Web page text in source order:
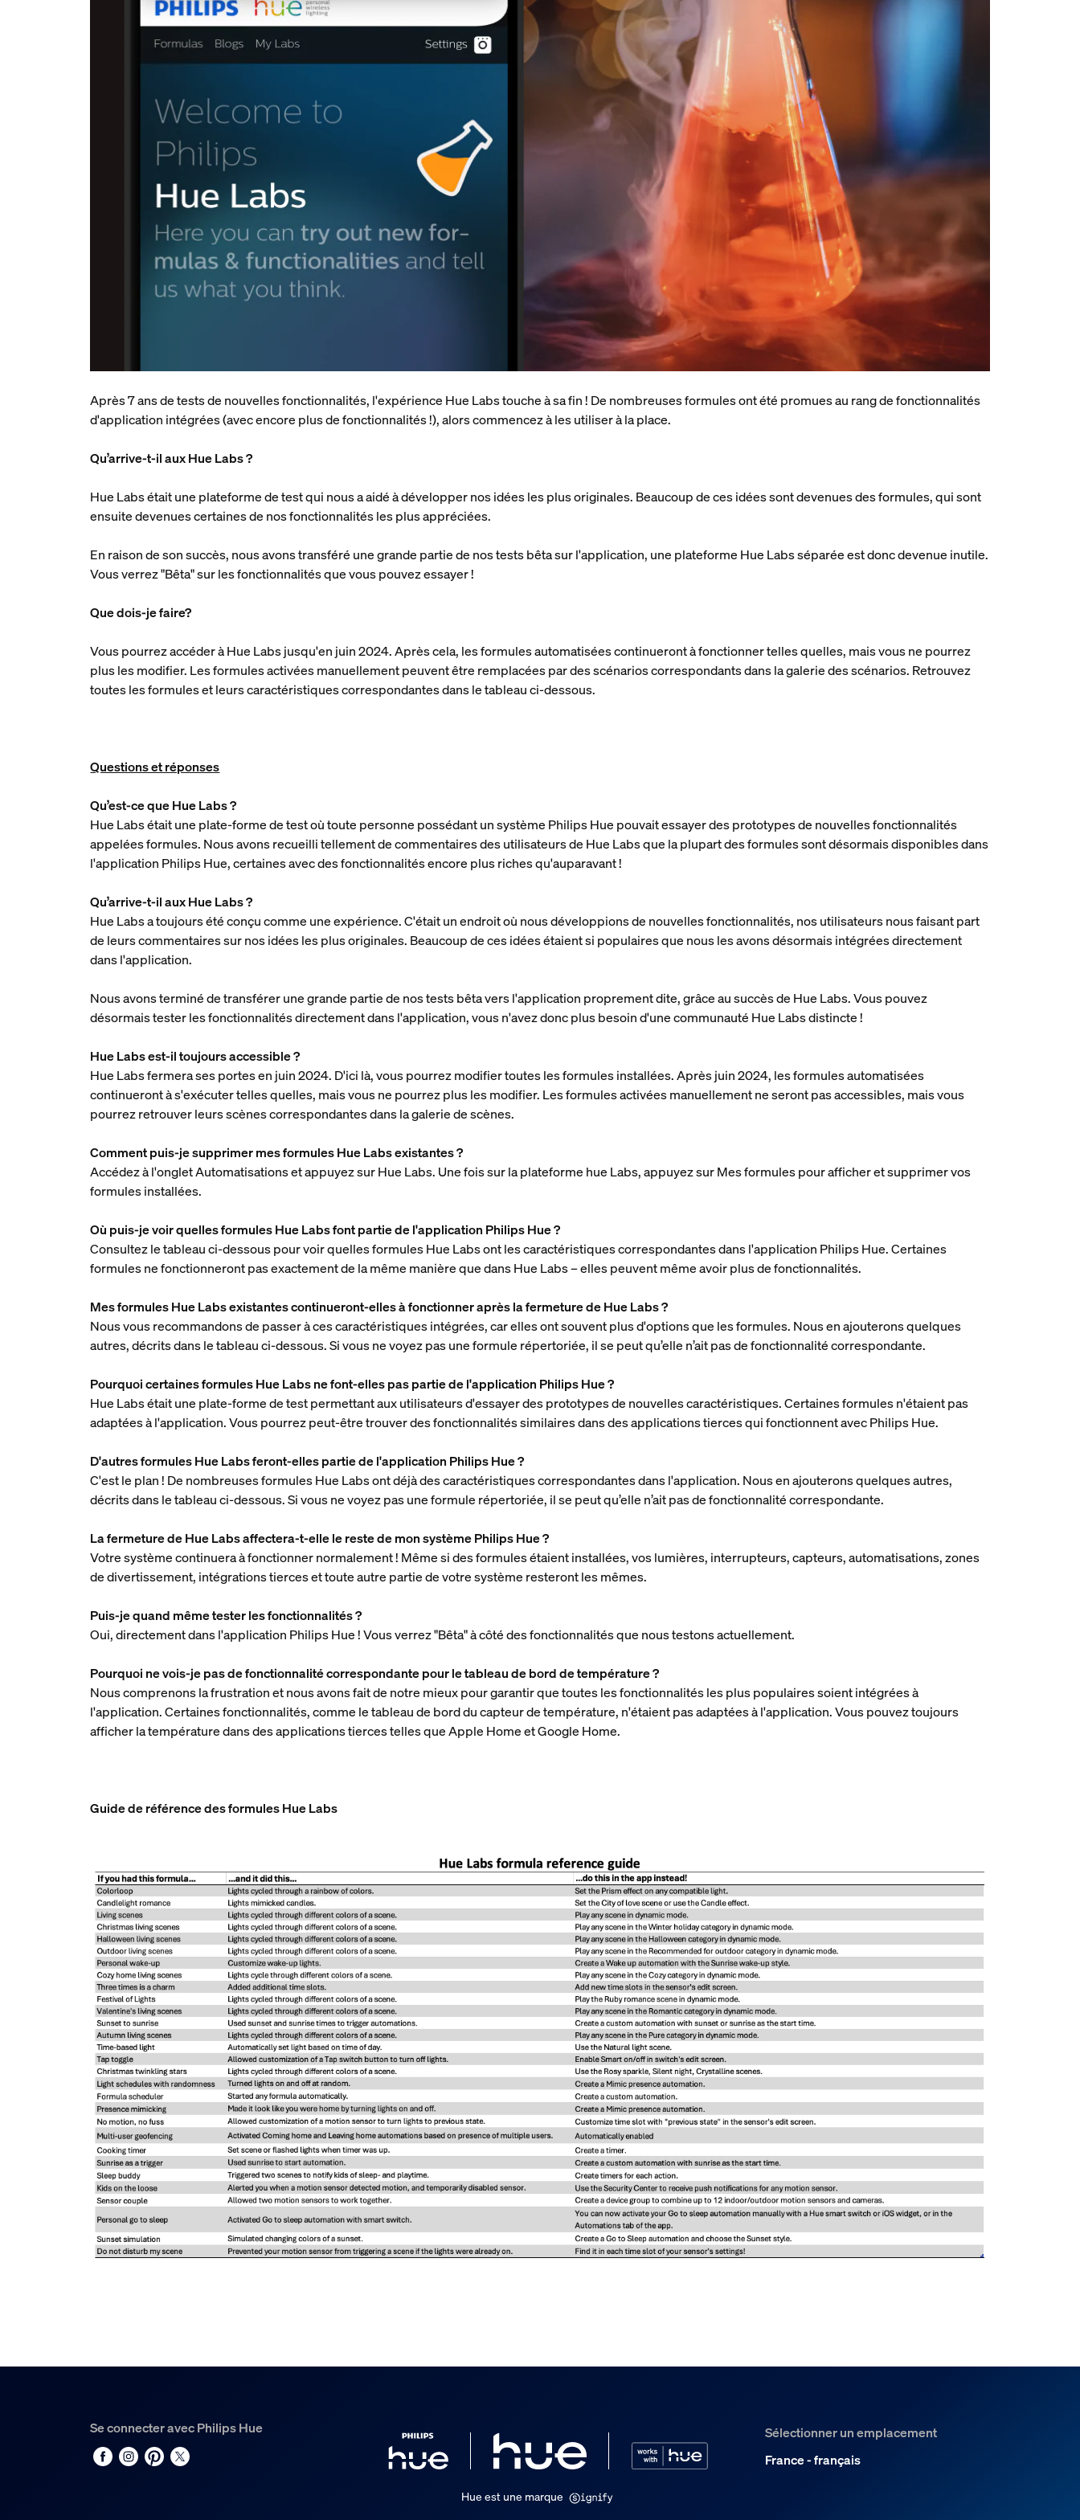
Après 7 ans de tests de nouvelles fonctionnalités, l'expérience Hue Labs touche à sa fin ! De nombreuses formules ont été promues au rang de fonctionnalités
d'application intégrées (avec encore plus de fonctionnalités !), alors commencez à les utiliser à la place.
Qu’arrive-t-il aux Hue Labs ?
Hue Labs était une plateforme de test qui nous a aidé à développer nos idées les plus originales. Beaucoup de ces idées sont devenues des formules, qui sont
ensuite devenues certaines de nos fonctionnalités les plus appréciées.
En raison de son succès, nous avons transféré une grande partie de nos tests bêta sur l'application, une plateforme Hue Labs séparée est donc devenue inutile.
Vous verrez "Bêta" sur les fonctionnalités que vous pouvez essayer !
Que dois-je faire?
Vous pourrez accéder à Hue Labs jusqu'en juin 2024. Après cela, les formules automatisées continueront à fonctionner telles quelles, mais vous ne pourrez
plus les modifier. Les formules activées manuellement peuvent être remplacées par des scénarios correspondants dans la galerie des scénarios. Retrouvez
toutes les formules et leurs caractéristiques correspondantes dans le tableau ci-dessous.
Questions et réponses
Qu’est-ce que Hue Labs ?
Hue Labs était une plate-forme de test où toute personne possédant un système Philips Hue pouvait essayer des prototypes de nouvelles fonctionnalités
appelées formules. Nous avons recueilli tellement de commentaires des utilisateurs de Hue Labs que la plupart des formules sont désormais disponibles dans
l'application Philips Hue, certaines avec des fonctionnalités encore plus riches qu'auparavant !
Qu’arrive-t-il aux Hue Labs ?
Hue Labs a toujours été conçu comme une expérience. C'était un endroit où nous développions de nouvelles fonctionnalités, nos utilisateurs nous faisant part
de leurs commentaires sur nos idées les plus originales. Beaucoup de ces idées étaient si populaires que nous les avons désormais intégrées directement
dans l'application.
Nous avons terminé de transférer une grande partie de nos tests bêta vers l'application proprement dite, grâce au succès de Hue Labs. Vous pouvez
désormais tester les fonctionnalités directement dans l'application, vous n'avez donc plus besoin d'une communauté Hue Labs distincte !
Hue Labs est-il toujours accessible ?
Hue Labs fermera ses portes en juin 2024. D'ici là, vous pourrez modifier toutes les formules installées. Après juin 2024, les formules automatisées
continueront à s'exécuter telles quelles, mais vous ne pourrez plus les modifier. Les formules activées manuellement ne seront pas accessibles, mais vous
pourrez retrouver leurs scènes correspondantes dans la galerie de scènes.
Comment puis-je supprimer mes formules Hue Labs existantes ?
Accédez à l'onglet Automatisations et appuyez sur Hue Labs. Une fois sur la plateforme hue Labs, appuyez sur Mes formules pour afficher et supprimer vos
formules installées.
Où puis-je voir quelles formules Hue Labs font partie de l'application Philips Hue ?
Consultez le tableau ci-dessous pour voir quelles formules Hue Labs ont les caractéristiques correspondantes dans l'application Philips Hue. Certaines
formules ne fonctionneront pas exactement de la même manière que dans Hue Labs – elles peuvent même avoir plus de fonctionnalités.
Mes formules Hue Labs existantes continueront-elles à fonctionner après la fermeture de Hue Labs ?
Nous vous recommandons de passer à ces caractéristiques intégrées, car elles ont souvent plus d'options que les formules. Nous en ajouterons quelques
autres, décrits dans le tableau ci-dessous. Si vous ne voyez pas une formule répertoriée, il se peut qu’elle n’ait pas de fonctionnalité correspondante.
Pourquoi certaines formules Hue Labs ne font-elles pas partie de l'application Philips Hue ?
Hue Labs était une plate-forme de test permettant aux utilisateurs d'essayer des prototypes de nouvelles caractéristiques. Certaines formules n'étaient pas
adaptées à l'application. Vous pourrez peut-être trouver des fonctionnalités similaires dans des applications tierces qui fonctionnent avec Philips Hue.
D'autres formules Hue Labs feront-elles partie de l'application Philips Hue ?
C'est le plan ! De nombreuses formules Hue Labs ont déjà des caractéristiques correspondantes dans l'application. Nous en ajouterons quelques autres,
décrits dans le tableau ci-dessous. Si vous ne voyez pas une formule répertoriée, il se peut qu’elle n’ait pas de fonctionnalité correspondante.
La fermeture de Hue Labs affectera-t-elle le reste de mon système Philips Hue ?
Votre système continuera à fonctionner normalement ! Même si des formules étaient installées, vos lumières, interrupteurs, capteurs, automatisations, zones
de divertissement, intégrations tierces et toute autre partie de votre système resteront les mêmes.
Puis-je quand même tester les fonctionnalités ?
Oui, directement dans l'application Philips Hue ! Vous verrez "Bêta" à côté des fonctionnalités que nous testons actuellement.
Pourquoi ne vois-je pas de fonctionnalité correspondante pour le tableau de bord de température ?
Nous comprenons la frustration et nous avons fait de notre mieux pour garantir que toutes les fonctionnalités les plus populaires soient intégrées à
l'application. Certaines fonctionnalités, comme le tableau de bord du capteur de température, n'étaient pas adaptées à l'application. Vous pouvez toujours
afficher la température dans des applications tierces telles que Apple Home et Google Home.
Guide de référence des formules Hue Labs
Se connecter avec Philips Hue
Sélectionner un emplacement
France - français
Hue est une marque